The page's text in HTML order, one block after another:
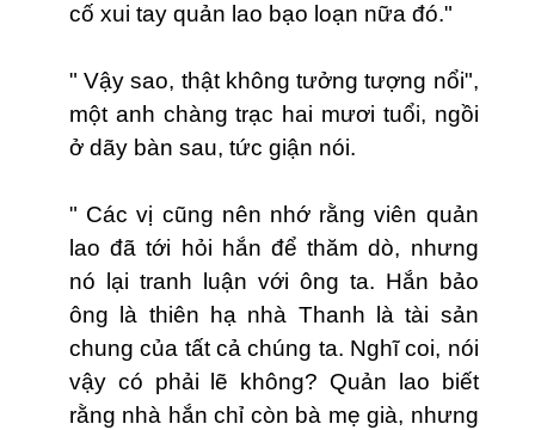
cố xui tay quản lao bạo loạn nữa đó."
" Vậy sao, thật không tưởng tượng nổi",
một anh chàng trạc hai mươi tuổi, ngồi
ở dãy bàn sau, tức giận nói.
" Các vị cũng nên nhớ rằng viên quản
lao đã tới hỏi hắn để thăm dò, nhưng
nó lại tranh luận với ông ta. Hắn bảo
ông là thiên hạ nhà Thanh là tài sản
chung của tất cả chúng ta. Nghĩ coi, nói
vậy có phải lẽ không? Quản lao biết
rằng nhà hắn chỉ còn bà mẹ già, nhưng